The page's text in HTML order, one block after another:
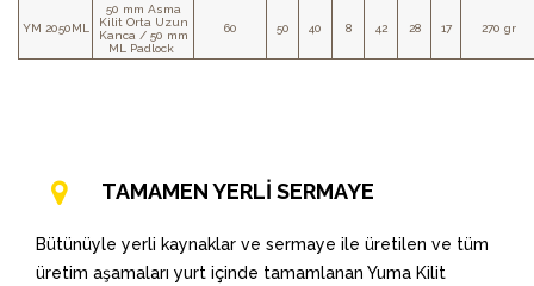
YM 2050ML
50 mm Asma
Kilit Orta Uzun
Kanca / 50 mm
ML Padlock
60 50 40 8 42 28 17 270 gr
TAMAMEN YERLİ SERMAYE
Bütünüyle yerli kaynaklar ve sermaye ile üretilen ve tüm
üretim aşamaları yurt içinde tamamlanan Yuma Kilit